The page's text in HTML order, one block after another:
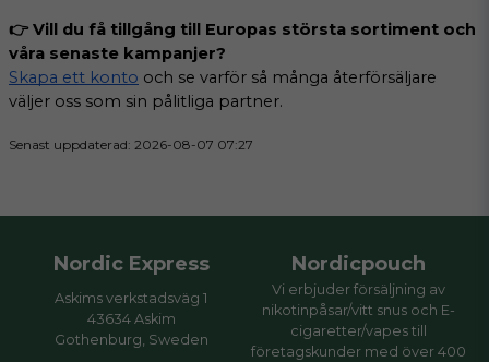
👉 Vill du få tillgång till Europas största sortiment och
våra senaste kampanjer?
Skapa ett konto och se varför så många återförsäljare
väljer oss som sin pålitliga partner.
Senast uppdaterad: 2026-08-07 07:27
Nordic Express
Askims verkstadsväg 1
43634 Askim
Gothenburg, Sweden
Nordicpouch
Vi erbjuder försäljning av
nikotinpåsar/vitt snus och E-
cigaretter/vapes till
företagskunder med över 400